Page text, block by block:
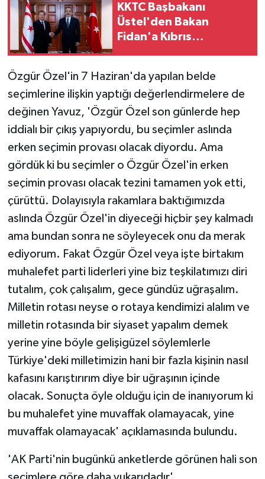
KKTC Başbakanı
Üstel'den Bakan
Fidan'a Kıbrıs
Özgür Özel'in 7 Haziran'da yapılan belde
seçimlerine ilişkin yaptığı değerlendirmelere de
değinen Yavuz, 'Özgür Özel son günlerde hep
iddialı bir çıkış yapıyordu, bu seçimler aslında
erken seçimin provası olacak diyordu. Ama
gördük ki bu seçimler o Özgür Özel'in erken
seçimin provası olacak tezini tamamen yok etti,
çürüttü. Dolayısıyla rakamlara baktığımızda
aslında Özgür Özel'in diyeceği hiçbir şey kalmadı
ama bundan sonra ne söyleyecek onu da merak
ediyorum. Fakat Özgür Özel veya işte birtakım
muhalefet parti liderleri yine biz teşkilatımızı diri
tutalım, çok çalışalım, gece gündüz uğraşalım.
Milletin rotası neyse o rotaya kendimizi alalım ve
milletin rotasında bir siyaset yapalım demek
yerine yine böyle gelişigüzel söylemlerle
Türkiye'deki milletimizin hani bir fazla kişinin nasıl
kafasını karıştırırım diye bir uğraşının içinde
olacak. Sonuçta öyle olduğu için de inanıyorum ki
bu muhalefet yine muvaffak olamayacak, yine
muvaffak olamayacak' açıklamasında bulundu.
'AK Parti'nin bugünkü anketlerde görünen hali son